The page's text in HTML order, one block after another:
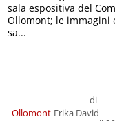
Ollomont
di
Erika David
sala espositiva del
Ollomont; le immagini
sa...